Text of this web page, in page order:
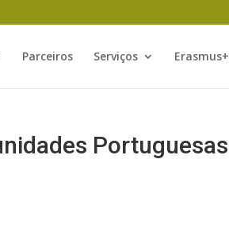
Parceiros Serviços Erasmus+
Portuguesas